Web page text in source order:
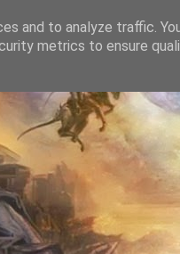
and to analyze traffic.
metrics to ensure